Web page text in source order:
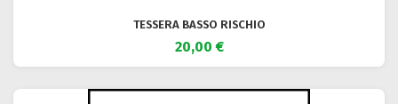
TESSERA BASSO RISCHIO
20,00 €